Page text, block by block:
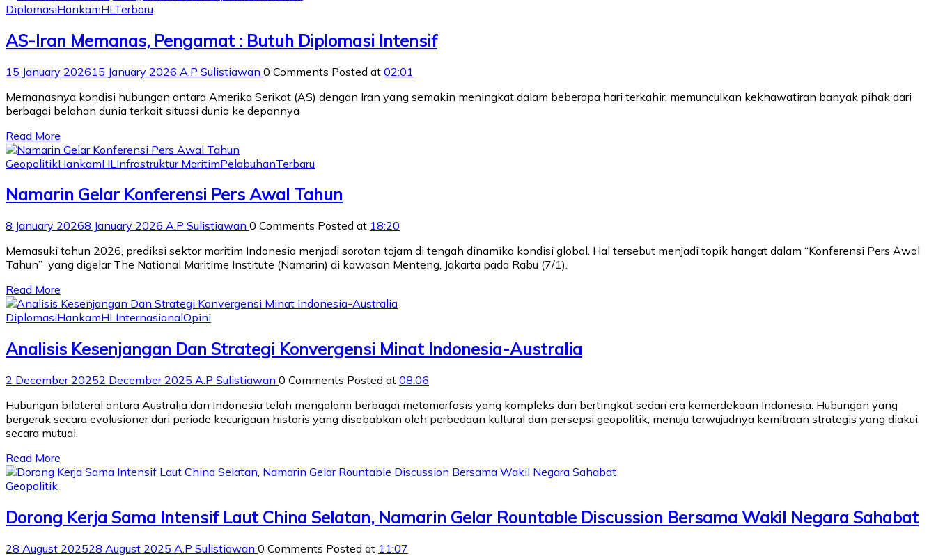
DiplomasiHankamHL Terbaru
AS-Iran Memanas, Pengamat : Butuh Diplomasi Intensif
15 January 202615 January 2026 A.P Sulistiawan 0 Comments Posted at 02:01
Memanasnya kondisi hubungan antara Amerika Serikat (AS) dengan Iran yang semakin meningkat dalam beberapa hari terkahir, memunculkan kekhawatiran banyak pihak dari
berbagai belahan dunia terkait situasi dunia ke depannya
Read More
GeopolitikHankamHL Infrastruktur MaritimPelabuhanTerbaru
Namarin Gelar Konferensi Pers Awal Tahun
8 January 20268 January 2026 A.P Sulistiawan 0 Comments Posted at 18:20
Memasuki tahun 2026, prediksi sektor maritim Indonesia menjadi sorotan tajam di tengah dinamika kondisi global. Hal tersebut menjadi topik hangat dalam “Konferensi Pers Awal
Tahun” yang digelar The National Maritime Institute (Namarin) di kawasan Menteng, Jakarta pada Rabu (7/1).
Read More
DiplomasiHankamHLInternasionalOpini
Analisis Kesenjangan Dan Strategi Konvergensi Minat Indonesia-Australia
2 December 20252 December 2025 A.P Sulistiawan 0 Comments Posted at 08:06
Hubungan bilateral antara Australia dan Indonesia telah mengalami berbagai metamorfosis yang kompleks dan bertingkat sedari era kemerdekaan Indonesia. Hubungan yang
bergerak secara evolusioner dari periode kecurigaan historis yang disebabkan oleh perbedaan kultural dan persepsi geopolitik, menuju terwujudnya kemitraan strategis yang diakui
secara mutual.
Read More
Geopolitik
Dorong Kerja Sama Intensif Laut China Selatan, Namarin Gelar Rountable Discussion Bersama Wakil Negara Sahabat
28 August 202528 August 2025 A.P Sulistiawan 0 Comments Posted at 11:07